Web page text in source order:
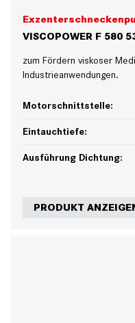
VISCOPOWER F 580
zum Fördern viskoser
Industrieanwendungen.
Motorschnittstelle:
Eintauchtiefe:
Ausführung Dichtung:
PRODUKT